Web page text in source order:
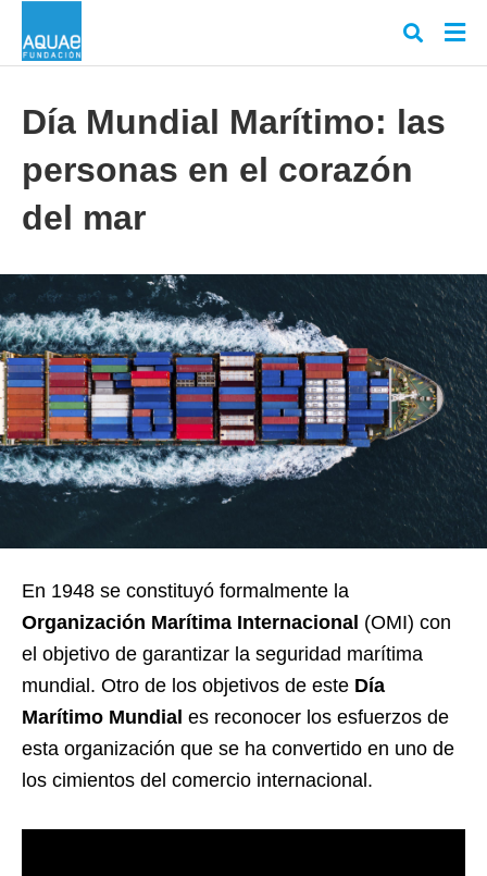
Día Mundial Marítimo: las
personas en el corazón
del mar
En 1948 se constituyó formalmente la
Organización Marítima Internacional (OMI) con
el objetivo de garantizar la seguridad marítima
mundial. Otro de los objetivos de este Día
Marítimo Mundial es reconocer los esfuerzos de
esta organización que se ha convertido en uno de
los cimientos del comercio internacional.